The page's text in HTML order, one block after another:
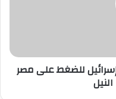
للضغط على مصر